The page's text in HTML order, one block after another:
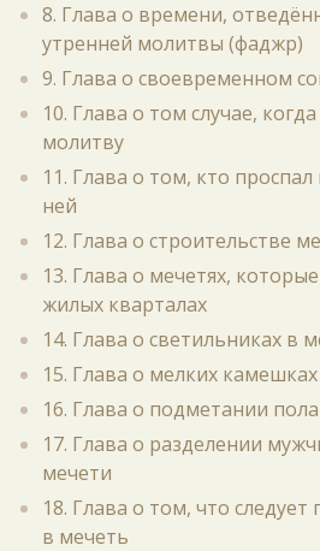
8. Глава о времени,
утренней молитвы (фаджр)
9. Глава о своевременном
10. Глава о том случае,
молитву
11. Глава о том, кто
ней
12. Глава о строительстве
13. Глава о мечетях,
жилых кварталах
14. Глава о светильниках в
15. Глава о мелких
16. Глава о подметании
17. Глава о разделении
мечети
18. Глава о том, что
в мечеть